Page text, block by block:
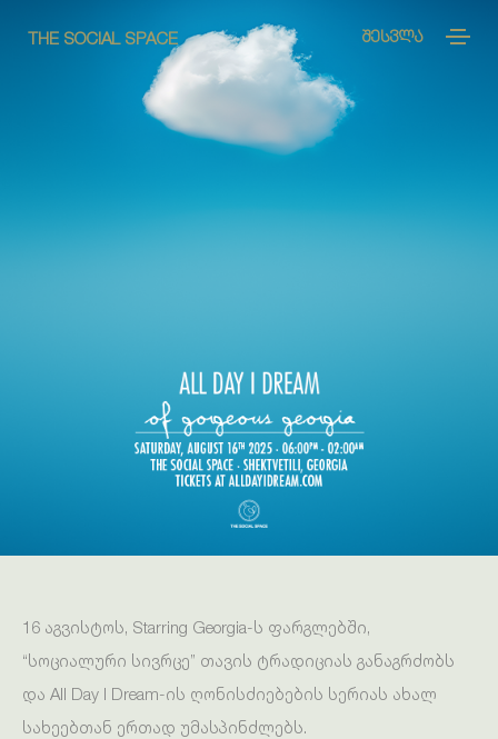
THE SOCIAL SPACE ᲨᲔᲡᲕᲚᲐ
16 აგვისტოს, Starring Georgia-ს ფარგლებში,
“სოციალური სივრცე” თავის ტრადიციას განაგრძობს
და All Day I Dream-ის ღონისძიებების სერიას ახალ
სახეებთან ერთად უმასპინძლებს.